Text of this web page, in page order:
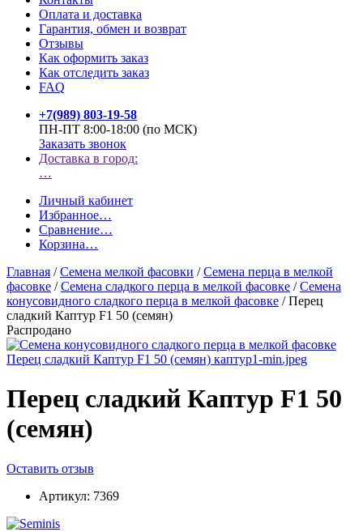
Оплата и доставка
Гарантия, обмен и возврат
Отзывы
Как оформить заказ
Как отследить заказ
FAQ
+7(989) 803-19-58
ПН-ПТ 8:00-18:00 (по МСК)
Заказать звонок
Доставка в город:
…
Личный кабинет
Избранное…
Сравнение…
Корзина…
Главная /Семена мелкой фасовки /Семена перца в мелкой
фасовке /Семена сладкого перца в мелкой фасовке /Семена
конусовидного сладкого перца в мелкой фасовке /Перец
сладкий Каптур F1 50 (семян)
Распродано
Перец сладкий Каптур F1 50
(семян)
Оставить отзыв
Артикул: 7369